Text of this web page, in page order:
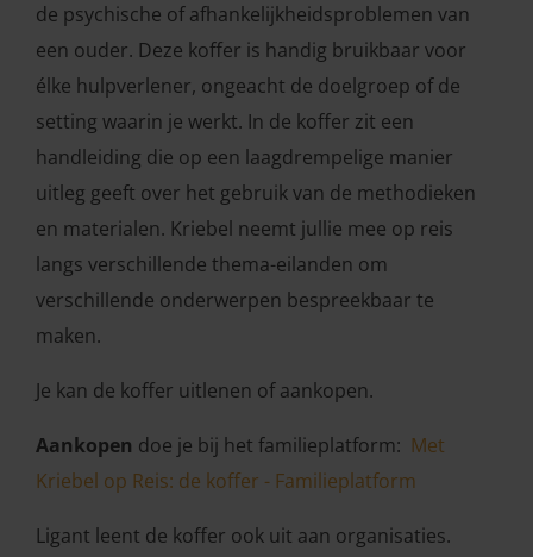
de psychische of afhankelijkheidsproblemen van
een ouder. Deze koffer is handig bruikbaar voor
élke hulpverlener, ongeacht de doelgroep of de
setting waarin je werkt. In de koffer zit een
handleiding die op een laagdrempelige manier
uitleg geeft over het gebruik van de methodieken
en materialen. Kriebel neemt jullie mee op reis
langs verschillende thema-eilanden om
verschillende onderwerpen bespreekbaar te
maken.
Je kan de koffer uitlenen of aankopen.
Aankopen doe je bij het familieplatform: Met
Kriebel op Reis: de koffer - Familieplatform
Ligant leent de koffer ook uit aan organisaties.